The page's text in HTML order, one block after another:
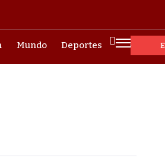
Mundo DeportesEn Vivo